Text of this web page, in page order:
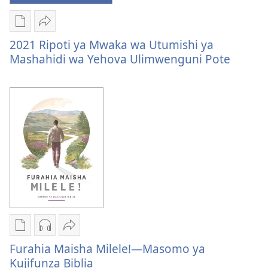
Mashahidi
wa
Yehova
Ulimwenguni
Pote
Mbinu
za
kupakua
ya
elektroni
2021
Ripoti
ya
Mwaka
wa
Utumishi
Mashahidi
wa
Yehova
Ulimwenguni
Shiriki
2021
Ripoti
Mwaka
wa
Utumishi
ya
Mashahidi
wa
Yehova
Ulimwenguni
Pote
2021 Ripoti ya Mwaka wa Utumishi ya
Mashahidi wa Yehova Ulimwenguni Pote
Mbinu
za
kupakua
Mbinu
za
kupakua
Shiriki
Furahia
Maisha
Furahia Maisha Milele!​—Masomo ya
Kujifunza Biblia